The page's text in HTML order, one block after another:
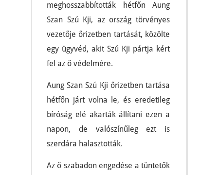
meghosszabbították hétfőn Aung
Szan Szú Kji, az ország törvényes
vezetője őrizetben tartását, közölte
egy ügyvéd, akit Szú Kji pártja kért
fel az ő védelmére.
Aung Szan Szú Kji őrizetben tartása
hétfőn járt volna le, és eredetileg
bíróság elé akarták állítani ezen a
napon, de valószínűleg ezt is
szerdára halasztották.
Az ő szabadon engedése a tüntetők